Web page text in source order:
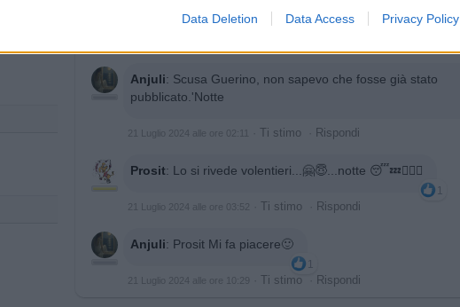
Data Deletion Data Access Privacy Policy
Anjuli: Scusa Guerino, non sapevo che fosse già stato
pubblicato.'Notte
21 Luglio 2024 alle ore 02:11 Ti stimo Rispondi
Prosit: Lo si rivede volentieri...🤗😇...notte 😴💤🙋🏻‍♂️
1
21 Luglio 2024 alle ore 03:52 Ti stimo Rispondi
Anjuli: Prosit Mi fa piacere🙂
1
21 Luglio 2024 alle ore 10:29 Ti stimo Rispondi